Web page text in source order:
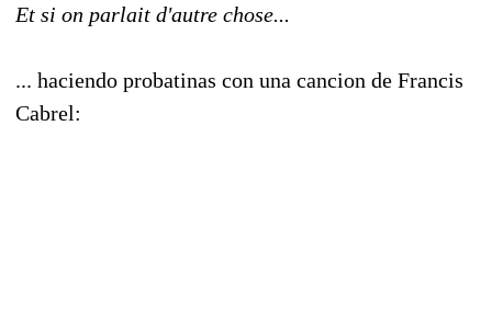
Et si on parlait d'autre chose...
... haciendo probatinas con una cancion de Francis
Cabrel: